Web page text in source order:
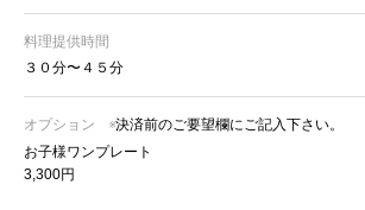
料理提供時間
３０分〜４５分
オプション ※決済前のご要望欄にご記入下さい。
お子様ワンプレート
3,300円